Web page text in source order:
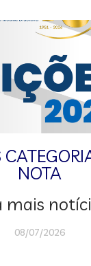
NOTA
mais
08/07/2026